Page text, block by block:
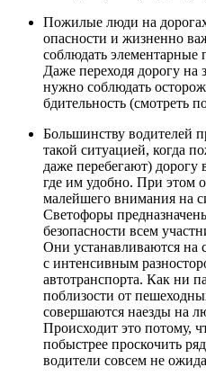
Пожилые люди на
опасности и жизненно
соблюдать
Даже переходя дорогу на
нужно соблюдать
бдительность (смотреть
Большинству водителей
такой ситуацией, когда
даже перебегают)
где им удобно. При этом
малейшего внимания на
Светофоры
безопасности всем
Они устанавливаются на
с интенсивным
автотранспорта. Как ни
поблизости от
совершаются наезды на
Происходит это потому,
побыстрее проскочить
водители совсем не